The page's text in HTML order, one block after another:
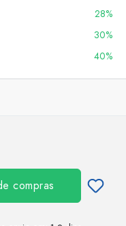
28%
30%
40%
compras